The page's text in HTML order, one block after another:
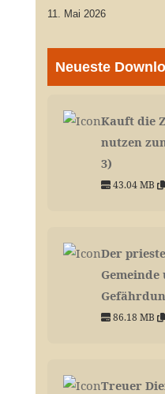
11. Mai 2026
Neueste
Kauft die
nutzen
3)
43.04 MB
Der
Gemeinde
86.18 MB
Treuer